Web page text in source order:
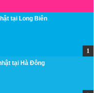
tại Long Biên
tại Hà Đông